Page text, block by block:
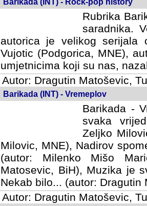
Barikada (INT) - Rock-pop history
Rubrika
saradnika.
autorica je velikog serijala
Vujotic (Podgorica, MNE),
umjetnicima koji su nas,
Autor: Dragutin Matoševic,
Barikada (INT) - Vremeplov
Barikada -
svaka
Milovic,
MNE), Nadirov spomenar
Milenko Mišo Maric, UK),
Muzika je svirala (autor:
(autor: Dragutin Matosevic,
Autor: Dragutin Matoševic,